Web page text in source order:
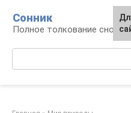
контенту
Сонник
Полное толкование снов